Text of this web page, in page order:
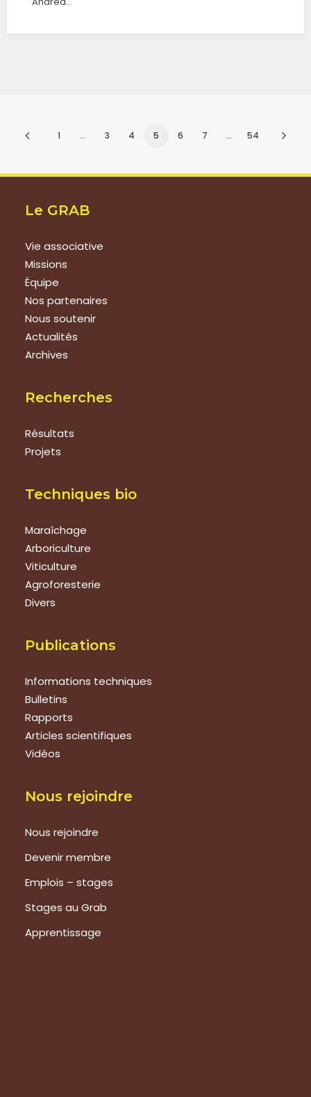
1 … 3 4 5 6 7 … 54
Le GRAB
Vie associative
Missions
Équipe
Nos partenaires
Nous soutenir
Actualités
Archives
Recherches
Résultats
Projets
Techniques bio
Maraîchage
Arboriculture
Viticulture
Agroforesterie
Divers
Publications
Informations techniques
Bulletins
Rapports
Articles scientifiques
Vidéos
Nous rejoindre
Nous rejoindre
Devenir membre
Emplois – stages
Stages au Grab
Apprentissage